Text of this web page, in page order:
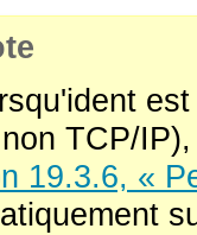
TCP/
19.3.6, «